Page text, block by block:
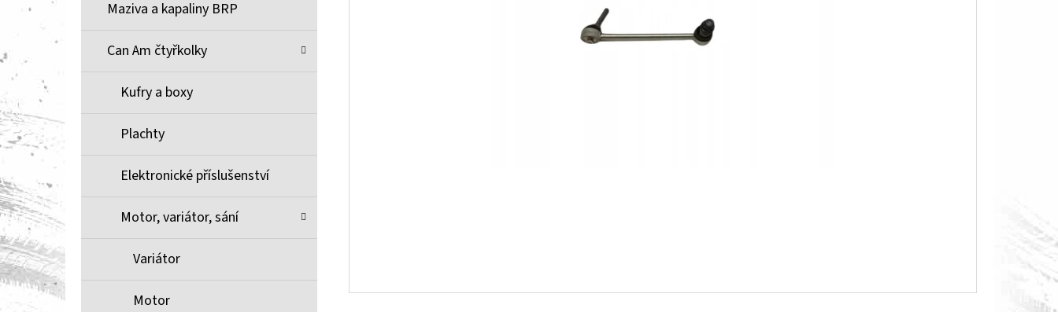
Maziva a kapaliny BRP
Can Am čtyřkolky
Kufry a boxy
Plachty
Elektronické příslušenství
Motor, variátor, sání
Variátor
Motor
BRZDOVÉ DESTIČKY ZE SLINUTÉHO KOVU
1 100 Kč